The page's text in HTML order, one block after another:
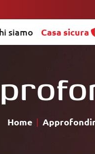
siamo Casa sicura
Home